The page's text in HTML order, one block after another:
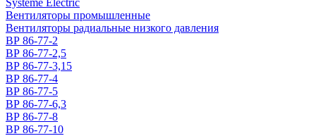
Systeme Electric
Вентиляторы промышленные
Вентиляторы радиальные низкого давления
ВР 86-77-2
ВР 86-77-2,5
ВР 86-77-3,15
ВР 86-77-4
ВР 86-77-5
ВР 86-77-6,3
ВР 86-77-8
ВР 86-77-10